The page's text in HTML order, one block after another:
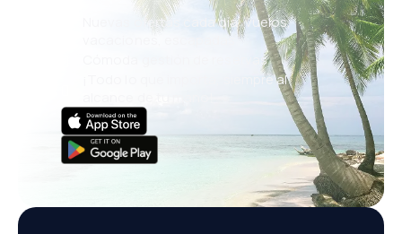
Nuevas ofertas cada día: vuelos,
vacaciones, escapadas
Cómoda gestión de reservas
¡Todo lo que importa, siempre al